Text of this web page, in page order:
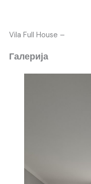
Vila Full House –
Галерија